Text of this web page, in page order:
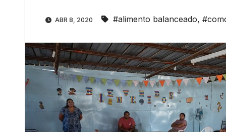
ABR 8, 2020 #alimento balanceado,